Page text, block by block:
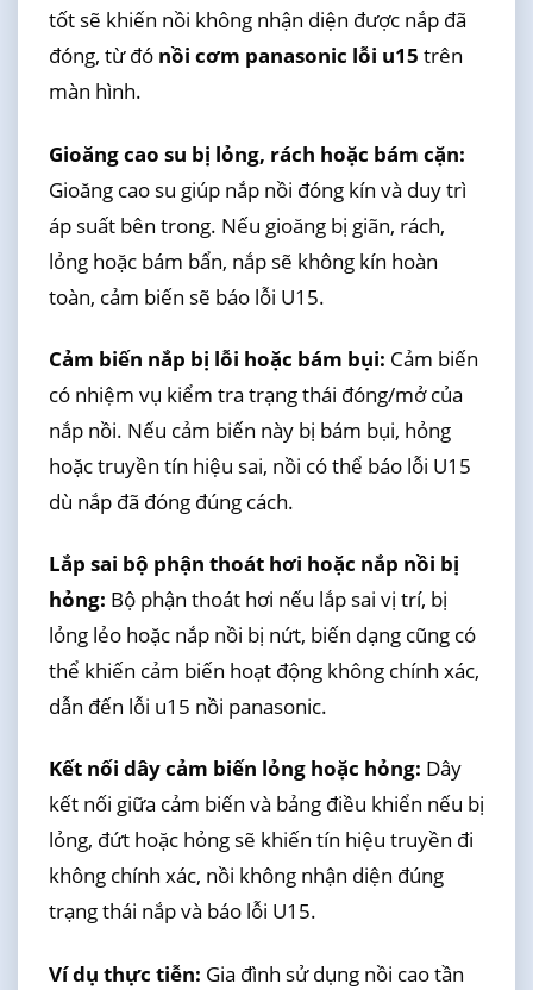
tốt sẽ khiến nồi không nhận diện được nắp đã
đóng, từ đó nồi cơm panasonic lỗi u15 trên
màn hình.
Gioăng cao su bị lỏng, rách hoặc bám cặn:
Gioăng cao su giúp nắp nồi đóng kín và duy trì
áp suất bên trong. Nếu gioăng bị giãn, rách,
lỏng hoặc bám bẩn, nắp sẽ không kín hoàn
toàn, cảm biến sẽ báo lỗi U15.
Cảm biến nắp bị lỗi hoặc bám bụi: Cảm biến
có nhiệm vụ kiểm tra trạng thái đóng/mở của
nắp nồi. Nếu cảm biến này bị bám bụi, hỏng
hoặc truyền tín hiệu sai, nồi có thể báo lỗi U15
dù nắp đã đóng đúng cách.
Lắp sai bộ phận thoát hơi hoặc nắp nồi bị
hỏng: Bộ phận thoát hơi nếu lắp sai vị trí, bị
lỏng lẻo hoặc nắp nồi bị nứt, biến dạng cũng có
thể khiến cảm biến hoạt động không chính xác,
dẫn đến lỗi u15 nồi panasonic.
Kết nối dây cảm biến lỏng hoặc hỏng: Dây
kết nối giữa cảm biến và bảng điều khiển nếu bị
lỏng, đứt hoặc hỏng sẽ khiến tín hiệu truyền đi
không chính xác, nồi không nhận diện đúng
trạng thái nắp và báo lỗi U15.
Ví dụ thực tiễn: Gia đình sử dụng nồi cao tần